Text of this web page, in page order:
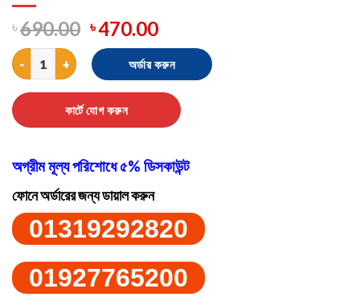
৳690.00 ৳470.00
2Pcs Iron Frame Punch Free Storage Organizer Shelf Shower
অর্ডার করুন
কার্টে যোগ করুন
অগ্রীম মূল্য পরিশোধে ৫% ডিসকাউন্ট
ফোনে অর্ডারের জন্য ডায়াল করুন
01319292820
01927765200